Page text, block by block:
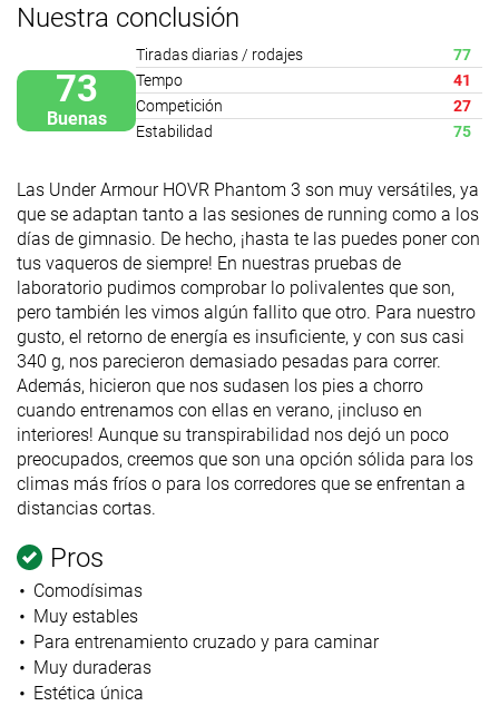
Nuestra conclusión
73
Buenas
Tiradas diarias / rodajes
77
Tempo
41
Competición
27
Estabilidad
75
Las Under Armour HOVR Phantom 3 son muy versátiles, ya
que se adaptan tanto a las sesiones de running como a los
días de gimnasio. De hecho, ¡hasta te las puedes poner con
tus vaqueros de siempre! En nuestras pruebas de
laboratorio pudimos comprobar lo polivalentes que son,
pero también les vimos algún fallito que otro. Para nuestro
gusto, el retorno de energía es insuficiente, y con sus casi
340 g, nos parecieron demasiado pesadas para correr.
Además, hicieron que nos sudasen los pies a chorro
cuando entrenamos con ellas en verano, ¡incluso en
interiores! Aunque su transpirabilidad nos dejó un poco
preocupados, creemos que son una opción sólida para los
climas más fríos o para los corredores que se enfrentan a
distancias cortas.
Pros
Comodísimas
Muy estables
Para entrenamiento cruzado y para caminar
Muy duraderas
Estética única